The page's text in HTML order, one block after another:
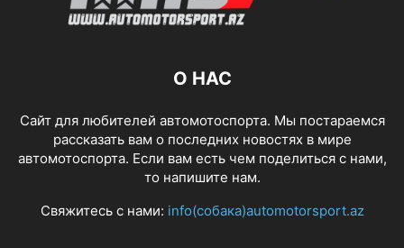
О НАС
Сайт для любителей автомотоспорта. Мы постараемся
рассказать вам о последних новостях в мире
автомотоспорта. Если вам есть чем поделиться с нами,
то напишите нам.
Свяжитесь с нами: info(собака)automotorsport.az